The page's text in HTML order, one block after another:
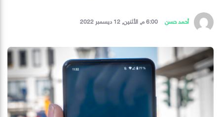
أحمد حسن 6:00 م, الأثنين, 12 ديسمبر 2022